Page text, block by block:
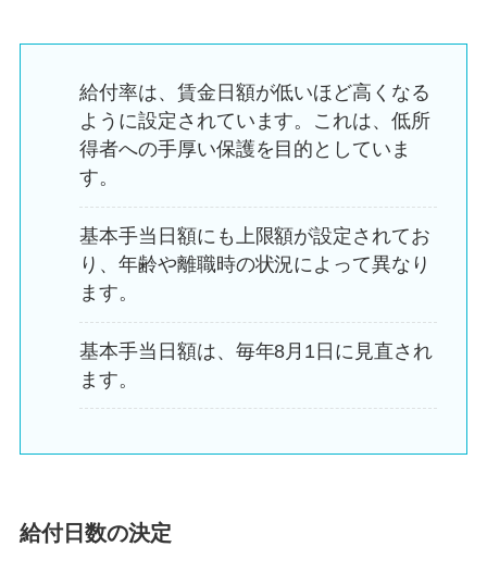
給付率は、賃金日額が低いほど高くなる
ように設定されています。これは、低所
得者への手厚い保護を目的としていま
す。
基本手当日額にも上限額が設定されてお
り、年齢や離職時の状況によって異なり
ます。
基本手当日額は、毎年8月1日に見直され
ます。
給付日数の決定